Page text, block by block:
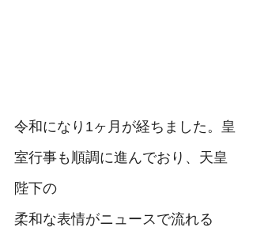
令和になり1ヶ月が経ちました。皇
室行事も順調に進んでおり、天皇
陛下の
柔和な表情がニュースで流れる